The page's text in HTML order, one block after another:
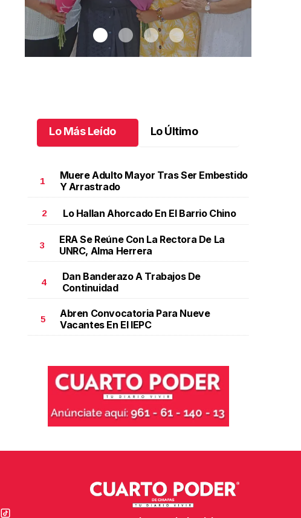
Una emotiva jubilación en educación especial. Una
emotiva jubilación en educación especial
Octubre 04 l
Lo Más Leído Lo Último
1
Muere Adulto Mayor Tras Ser Embestido
Y Arrastrado
2 Lo Hallan Ahorcado En El Barrio Chino
3
ERA Se Reúne Con La Rectora De La
UNRC, Alma Herrera
4
Dan Banderazo A Trabajos De
Continuidad
5
Abren Convocatoria Para Nueve
Vacantes En El IEPC